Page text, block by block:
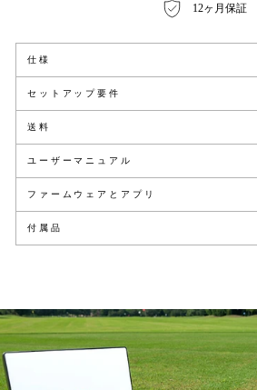
12ヶ月保証
仕様
セットアップ要件
送料
ユーザーマニュアル
ファームウェアとアプリ
付属品